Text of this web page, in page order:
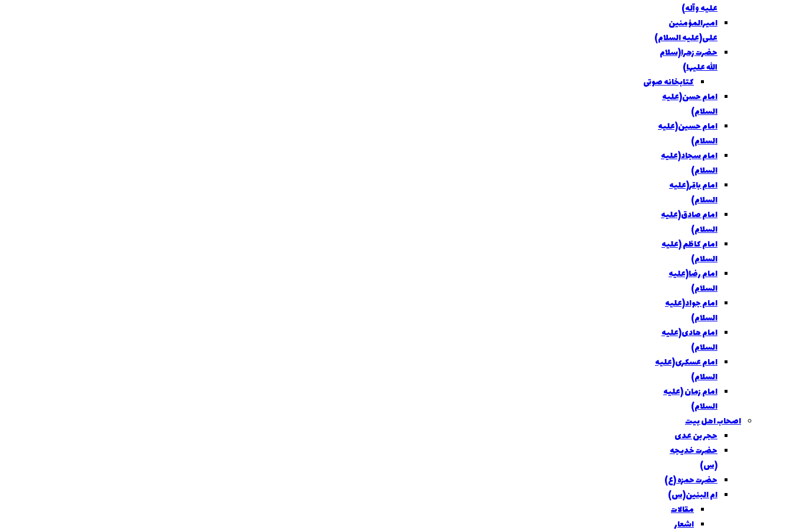
عليه وآله)
اميرالمؤمنين
علی(عليه السلام)
حضرت زهرا(سلام
الله علیها)
کتابخانه صوتی
امام حسن(عليه
السلام)
امام حسين(عليه
السلام)
امام سجاد(عليه
السلام)
امام باقر(عليه
السلام)
امام صادق(علیه
السلام)
امام کاظم (عليه
السلام)
امام رضا(عليه
السلام)
امام جواد(عليه
السلام)
امام هادی(عليه
السلام)
امام عسکری(عليه
السلام)
امام زمان (عليه
السلام)
اصحاب اهل بيت
حجر بن عدی
حضرت خديجه
(س)
حضرت حمزه (ع)
ام البنين(س)
مقالات
اشعار